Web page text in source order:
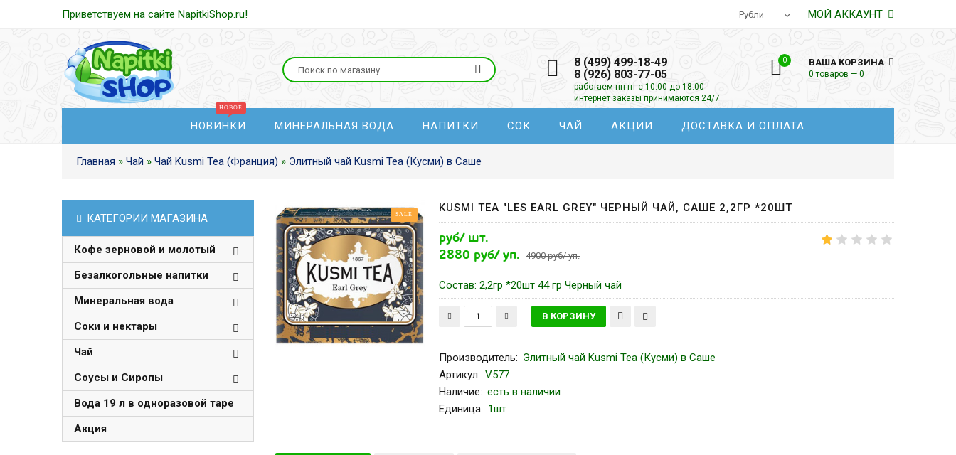
Приветствуем на сайте NapitkiShop.ru! МОЙ АККАУНТ
8 (499) 499-18-49
8 (926) 803-77-05
работаем пн-пт с 10.00 до 18.00
интернет заказы принимаются 24/7
0 ВАША КОРЗИНА
0 товаров — 0
НОВИНКИ МИНЕРАЛЬНАЯ ВОДА НАПИТКИ СОК ЧАЙ АКЦИИ ДОСТАВКА И ОПЛАТА
Главная » Чай » Чай Kusmi Tea (Франция) » Элитный чай Kusmi Tea (Кусми) в Саше
SALE
KUSMI TEA "LES EARL GREY" ЧЕРНЫЙ ЧАЙ, САШЕ 2,2ГР *20ШТ
руб/ шт.
2880 руб/ уп.
4900 руб/ уп.
Состав: 2,2гр *20шт 44 гр Черный чай
Производитель: Элитный чай Kusmi Tea (Кусми) в Саше
Артикул: V577
Наличие: есть в наличии
Единица: 1шт
КАТЕГОРИИ МАГАЗИНА
Кофе зерновой и молотый
Безалкогольные напитки
Минеральная вода
Соки и нектары
Чай
Соусы и Сиропы
Вода 19 л в одноразовой таре
Акция